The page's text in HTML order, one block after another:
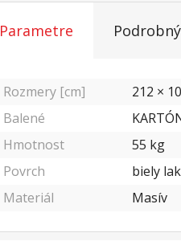
Parametre
Rozmery [cm]
212 ×
Balené
Hmotnost
55 kg
Povrch
biely
Materiál
Masív